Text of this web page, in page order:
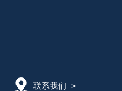
联系我们 >